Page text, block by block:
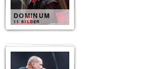
DOMINUM
11 BILDER